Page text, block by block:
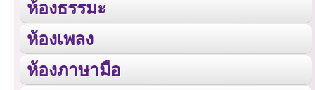
ห้องธรรมะ
ห้องเพลง
ห้องภาษามือ